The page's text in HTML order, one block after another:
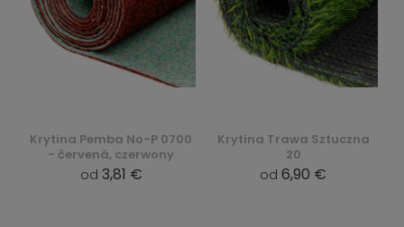
Krytina Pemba No-P 0700
- červená, czerwony
od 3,81 €
Krytina Trawa Sztuczna
20
od 6,90 €